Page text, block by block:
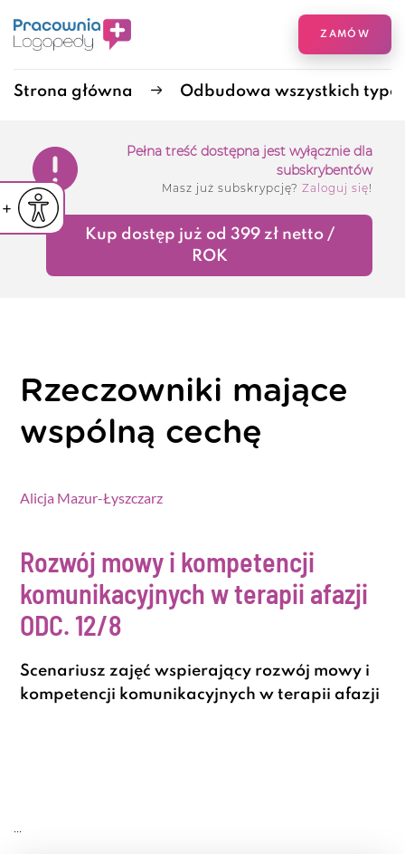
czcionkę
czcionka
Powiększ czcionkę
ZAMÓW
Strona główna Odbudowa wszystkich
Pełna treść dostępna jest wyłącznie dla
subskrybentów
Masz już subskrypcję?Zaloguj się!
Kup dostęp już od 399 zł netto /
ROK
Rzeczowniki mające
wspólną cechę
Alicja Mazur-Łyszczarz
Rozwój mowy i kompetencji
komunikacyjnych w terapii afazji
ODC. 12/8
Scenariusz zajęć wspierający rozwój mowy i
kompetencji komunikacyjnych w terapii afazji
...